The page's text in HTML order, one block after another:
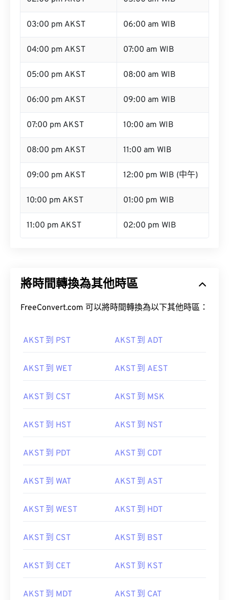
03:00 pm AKST 06:00 am WIB
04:00 pm AKST 07:00 am WIB
05:00 pm AKST 08:00 am WIB
06:00 pm AKST 09:00 am WIB
07:00 pm AKST 10:00 am WIB
08:00 pm AKST 11:00 am WIB
09:00 pm AKST 12:00 pm WIB (中午)
10:00 pm AKST 01:00 pm WIB
11:00 pm AKST 02:00 pm WIB
將時間轉換為其他時區
FreeConvert.com 可以將時間轉換為以下其他時區：
AKST 到 PST AKST 到 ADT
AKST 到 WET AKST 到 AEST
AKST 到 CST AKST 到 MSK
AKST 到 HST AKST 到 NST
AKST 到 PDT AKST 到 CDT
AKST 到 WAT AKST 到 AST
AKST 到 WEST AKST 到 HDT
AKST 到 CST AKST 到 BST
AKST 到 CET AKST 到 KST
AKST 到 MDT AKST 到 CAT